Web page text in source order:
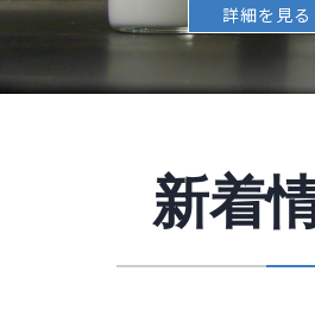
詳細を見る
新着